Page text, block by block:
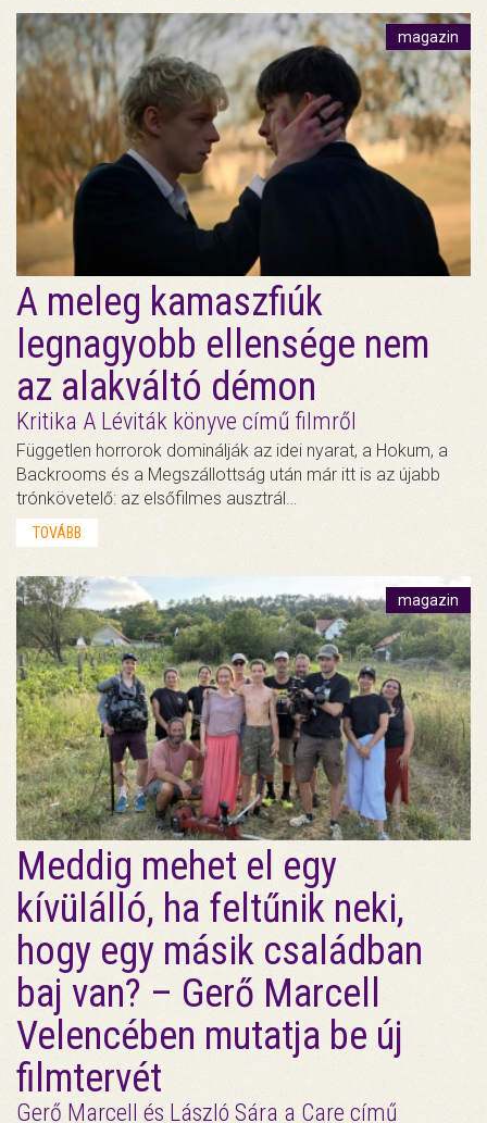
magazin
A meleg kamaszfiúk
legnagyobb ellensége nem
az alakváltó démon
Kritika A Léviták könyve című filmről
Független horrorok dominálják az idei nyarat, a Hokum, a
Backrooms és a Megszállottság után már itt is az újabb
trónkövetelő: az elsőfilmes ausztrál…
TOVÁBB
magazin
Meddig mehet el egy
kívülálló, ha feltűnik neki,
hogy egy másik családban
baj van? – Gerő Marcell
Velencében mutatja be új
filmtervét
Gerő Marcell és László Sára a Care című